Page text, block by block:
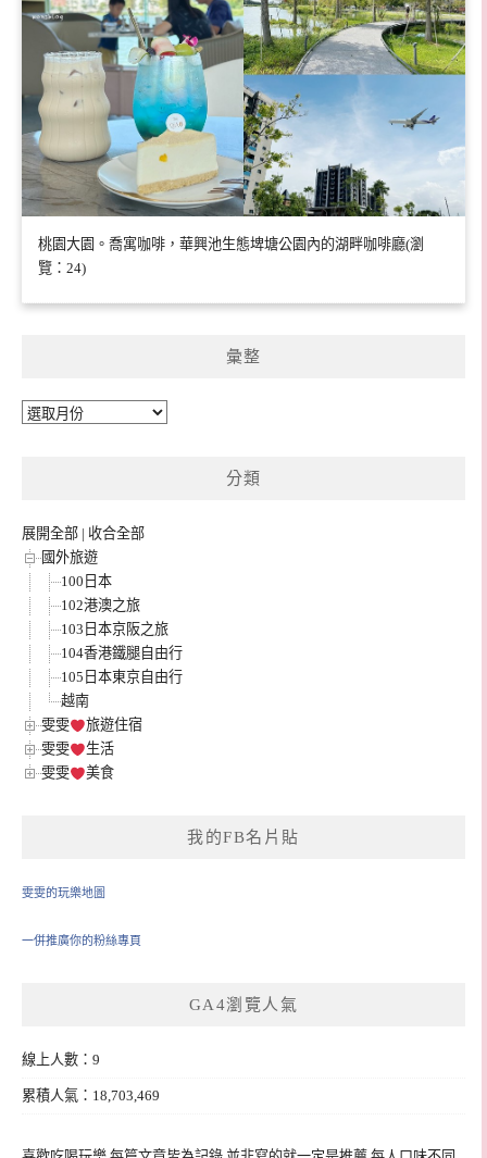
桃園大園。喬寓咖啡，華興池生態埤塘公園內的湖畔咖啡廳(瀏
覽：24)
彙整
彙
分類
展開全部 | 收合全部
國外旅遊
100日本
102港澳之旅
103日本京阪之旅
104香港鐵腿自由行
105日本東京自由行
越南
雯雯
旅遊住宿
雯雯
生活
雯雯
美食
我的FB名片貼
雯雯的玩樂地圖
一併推廣你的粉絲專頁
GA4瀏覽人氣
線上人數：9
累積人氣：18,703,469